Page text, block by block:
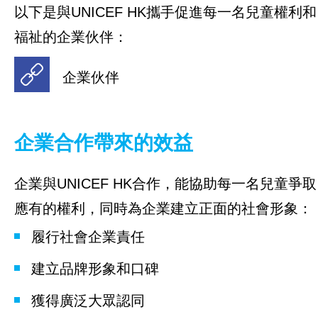
以下是與UNICEF HK攜手促進每一名兒童權利和
福祉的企業伙伴：
企業伙伴
企業合作帶來的效益
企業與UNICEF HK合作，能協助每一名兒童爭取
應有的權利，同時為企業建立正面的社會形象：
履行社會企業責任
建立品牌形象和口碑
獲得廣泛大眾認同